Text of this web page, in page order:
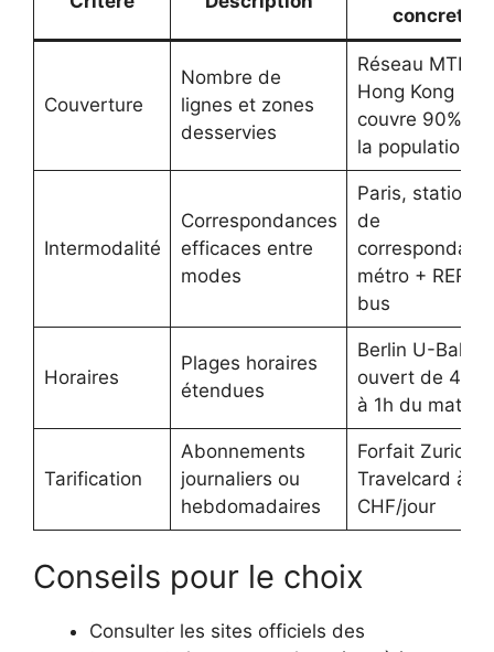
concret
Couverture
Nombre de
lignes et zones
desservies
Réseau MTR à
Hong Kong
couvre 90% de
la population
Intermodalité
Correspondances
efficaces entre
modes
Paris, stations
de
métro + RER +
bus
Horaires
Plages horaires
étendues
Berlin U-Bahn
ouvert de
à 1h du matin
Tarification
Abonnements
journaliers ou
hebdomadaires
Forfait Zurich
Travelcard à 17
CHF/jour
Conseils pour le choix
Consulter les sites officiels des